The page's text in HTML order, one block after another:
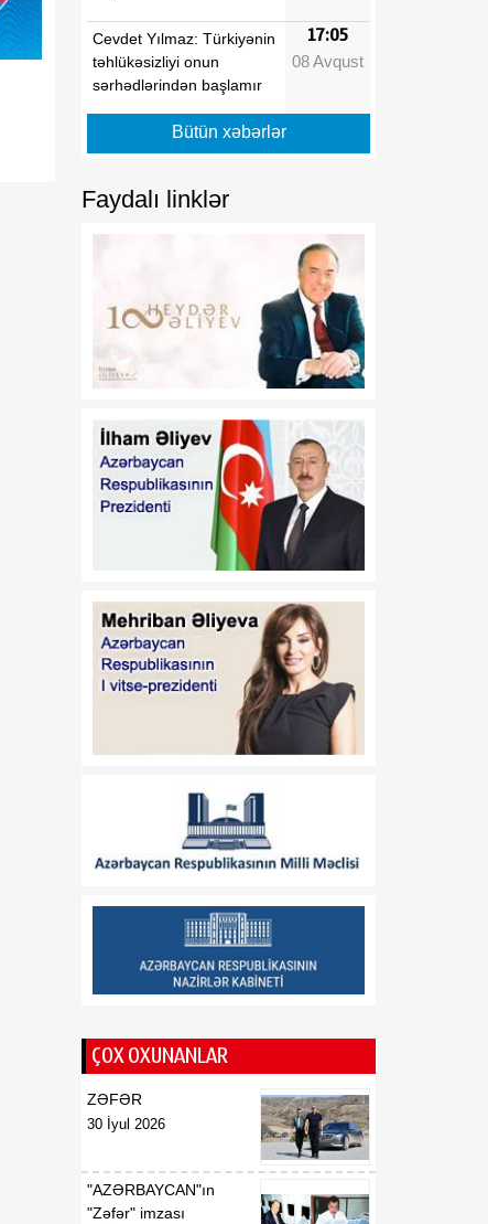
Cevdet Yılmaz: Türkiyənin
təhlükəsizliyi onun
sərhədlərindən başlamır
17:05
08 Avqust
Çimərliyə gedənlərə
Tarixi Vaşinqton Zirvə
Görüşü
08 Avqust
Vaşinqton görüşü
məsələlərin həllində fəal
rol oynadığını təsdiqləyib
16:34
08 Avqust
Sabah havanın
temperaturu 40
dərəcəyədək yüksələcək
16:00
08 Avqust
ölkələrdəki hərbi
attaşelərinin və
nümayəndələrinin illik
iclası keçirilib
Azərbaycanın sülh siyasəti
Cənubi Qafqazda yeni
15:34
08 Avqust
Gürcü iqtisadçı: Qlobal
böhranlar fonunda Cənubi
Qafqaz özünü regional
məkan kimi təqdim edir
Tarixi Vaşinqton görüşü
nələri dəyişdi?
14:09
08 Avqust
Rusiya regionlarına PUA
hücumları nəticəsində
yeddi nəfər xəsarət alıb
08 Avqust
Bütün xəbərlər
Faydalı linklər
ÇOX OXUNANLAR
ZƏFƏR
30 İyul 2026
"AZƏRBAYCAN"ın
"Zəfər" imzası